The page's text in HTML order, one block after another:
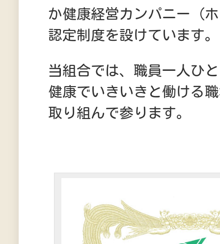
か健康経営カンパニー（
認定制度を設けています。
当組合では、職員一人ひ
健康でいきいきと働ける
取り組んで参ります。